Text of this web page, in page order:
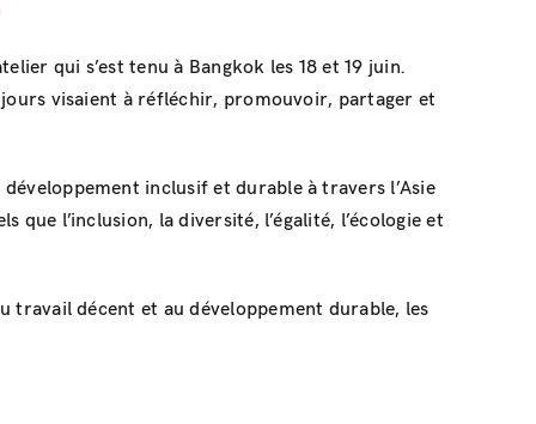
qui s’est tenu à Bangkok les 18 et 19 juin.
jours visaient à réfléchir, promouvoir, partager et
inclusif et durable à travers l’Asie
l’inclusion, la diversité, l’égalité, l’écologie et
travail décent et au développement durable, les